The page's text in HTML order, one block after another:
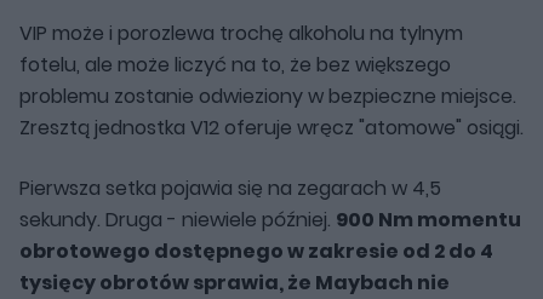
VIP może i porozlewa trochę alkoholu na tylnym
fotelu, ale może liczyć na to, że bez większego
problemu zostanie odwieziony w bezpieczne miejsce.
Zresztą jednostka V12 oferuje wręcz "atomowe" osiągi.
Pierwsza setka pojawia się na zegarach w 4,5
sekundy. Druga - niewiele później. 900 Nm momentu
obrotowego dostępnego w zakresie od 2 do 4
tysięcy obrotów sprawia, że Maybach nie